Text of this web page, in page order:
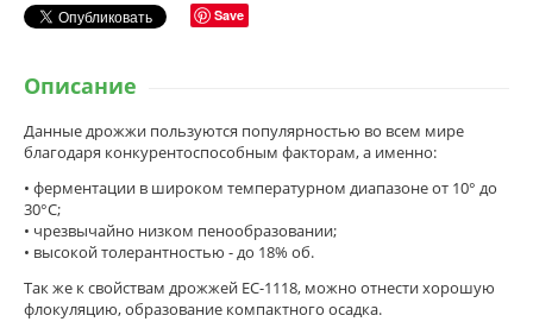
Save
Описание
Данные дрожжи пользуются популярностью во всем мире
благодаря конкурентоспособным факторам, а именно:
• ферментации в широком температурном диапазоне от 10° до
30°C;
• чрезвычайно низком пенообразовании;
• высокой толерантностью - до 18% об.
Так же к свойствам дрожжей EC-1118, можно отнести хорошую
флокуляцию, образование компактного осадка.